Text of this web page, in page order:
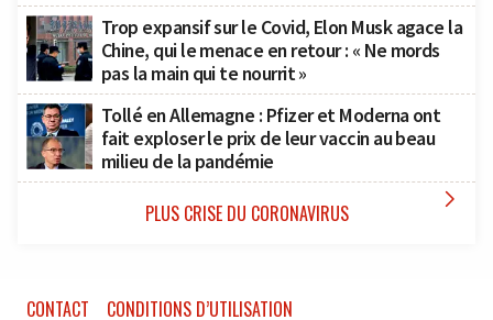
Trop expansif sur le Covid, Elon Musk agace la
Chine, qui le menace en retour : « Ne mords
pas la main qui te nourrit »
Tollé en Allemagne : Pfizer et Moderna ont
fait exploser le prix de leur vaccin au beau
milieu de la pandémie
PLUS CRISE DU CORONAVIRUS 
CONTACT
CONDITIONS D’UTILISATION